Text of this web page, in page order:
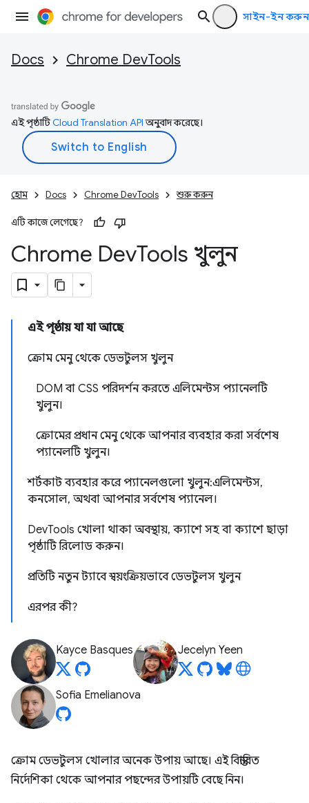
সাইন-ইন করুন
Docs Chrome DevTools
এই পৃষ্ঠাটিCloud Translation APIঅনুবাদ করেছে।
হোম Docs Chrome DevTools শুরু করুন
এটি কাজে লেগেছে?
Chrome DevTools খুলুন
এই পৃষ্ঠায় যা যা আছে
ক্রোম মেনু থেকে ডেভটুলস খুলুন
DOM বা CSS পরিদর্শন করতে এলিমেন্টস প্যানেলটি
খুলুন।
ক্রোমের প্রধান মেনু থেকে আপনার ব্যবহার করা সর্বশেষ
প্যানেলটি খুলুন।
শর্টকাট ব্যবহার করে প্যানেলগুলো খুলুন: এলিমেন্টস,
কনসোল, অথবা আপনার সর্বশেষ প্যানেল।
DevTools খোলা থাকা অবস্থায়, ক্যাশে সহ বা ক্যাশে ছাড়া
পৃষ্ঠাটি রিলোড করুন।
প্রতিটি নতুন ট্যাবে স্বয়ংক্রিয়ভাবে ডেভটুলস খুলুন
এরপর কী?
Kayce Basques Jecelyn Yeen
Sofia Emelianova
ক্রোম ডেভটুলস খোলার অনেক উপায় আছে। এই বিস্তারিত
নির্দেশিকা থেকে আপনার পছন্দের উপায়টি বেছে নিন।